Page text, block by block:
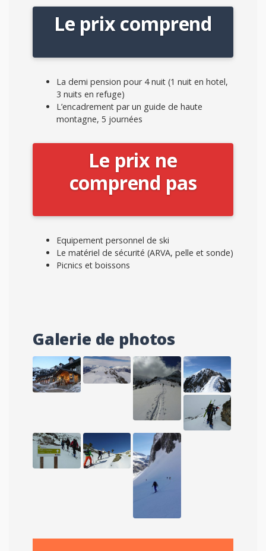
Le prix comprend
La demi pension pour 4 nuit (1 nuit en hotel,
3 nuits en refuge)
L’encadrement par un guide de haute
montagne, 5 journées
Le prix ne
comprend pas
Equipement personnel de ski
Le matériel de sécurité (ARVA, pelle et sonde)
Picnics et boissons
Galerie de photos